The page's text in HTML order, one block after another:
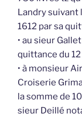
Landry suivant
1612 par sa
• au sieur
quittance du
• à monsieur
Croiserie
la somme de
sieur Deillé